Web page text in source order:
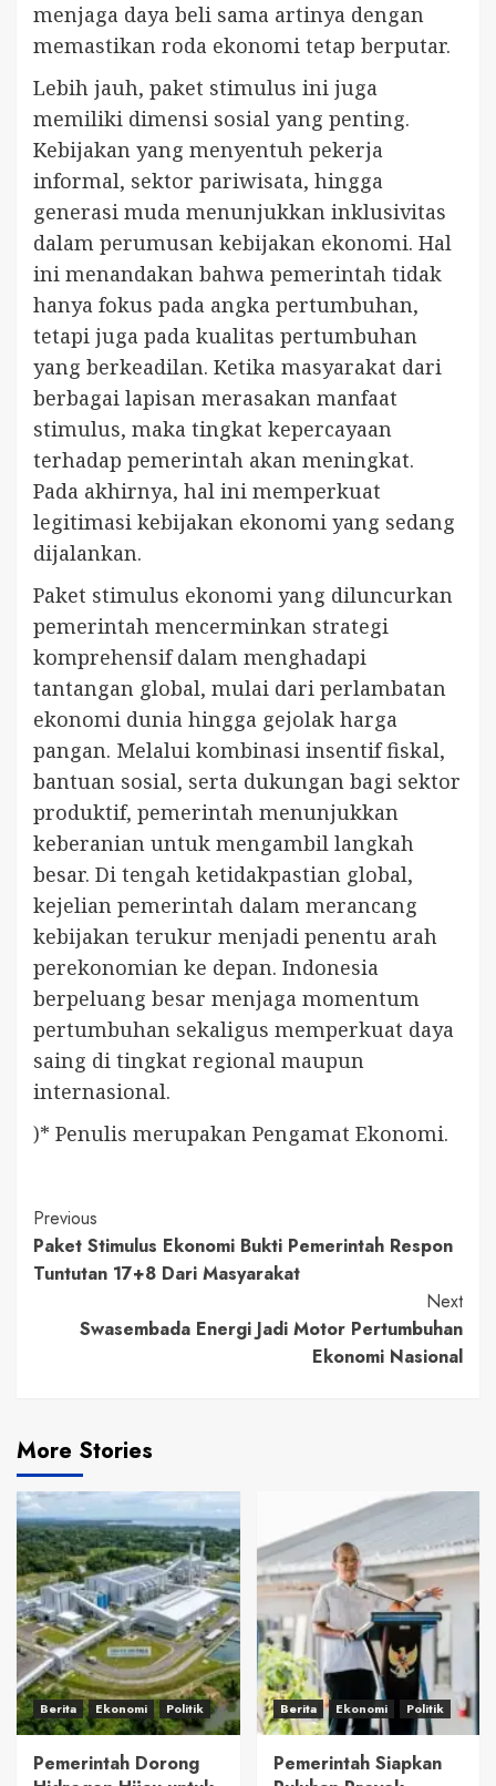
menjaga daya beli sama artinya dengan
memastikan roda ekonomi tetap berputar.
Lebih jauh, paket stimulus ini juga
memiliki dimensi sosial yang penting.
Kebijakan yang menyentuh pekerja
informal, sektor pariwisata, hingga
generasi muda menunjukkan inklusivitas
dalam perumusan kebijakan ekonomi. Hal
ini menandakan bahwa pemerintah tidak
hanya fokus pada angka pertumbuhan,
tetapi juga pada kualitas pertumbuhan
yang berkeadilan. Ketika masyarakat dari
berbagai lapisan merasakan manfaat
stimulus, maka tingkat kepercayaan
terhadap pemerintah akan meningkat.
Pada akhirnya, hal ini memperkuat
legitimasi kebijakan ekonomi yang sedang
dijalankan.
Paket stimulus ekonomi yang diluncurkan
pemerintah mencerminkan strategi
komprehensif dalam menghadapi
tantangan global, mulai dari perlambatan
ekonomi dunia hingga gejolak harga
pangan. Melalui kombinasi insentif fiskal,
bantuan sosial, serta dukungan bagi sektor
produktif, pemerintah menunjukkan
keberanian untuk mengambil langkah
besar. Di tengah ketidakpastian global,
kejelian pemerintah dalam merancang
kebijakan terukur menjadi penentu arah
perekonomian ke depan. Indonesia
berpeluang besar menjaga momentum
pertumbuhan sekaligus memperkuat daya
saing di tingkat regional maupun
internasional.
)* Penulis merupakan Pengamat Ekonomi.
Continue
Reading
Previous
Paket Stimulus Ekonomi Bukti Pemerintah Respon
Tuntutan 17+8 Dari Masyarakat
Next
Swasembada Energi Jadi Motor Pertumbuhan
Ekonomi Nasional
More Stories
Berita Ekonomi Politik
Pemerintah Dorong
Berita Ekonomi Politik
Pemerintah Siapkan